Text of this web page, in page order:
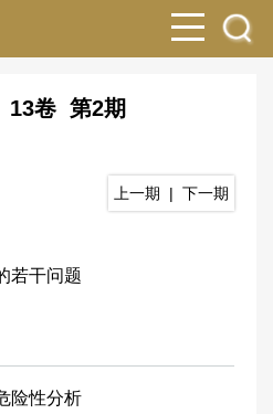
13卷 第2期
上一期 | 下一期
若干问题
险性分析